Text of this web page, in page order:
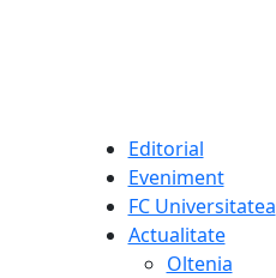
Editorial
Eveniment
FC Universitatea
Actualitate
Oltenia